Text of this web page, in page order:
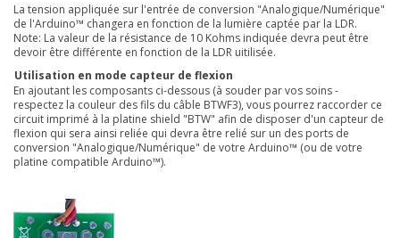
La tension appliquée sur l'entrée de conversion "Analogique/Numérique"
de l'Arduino™ changera en fonction de la lumière captée par la LDR.
Note: La valeur de la résistance de 10 Kohms indiquée devra peut être
devoir être différente en fonction de la LDR uitilisée.
Utilisation en mode capteur de flexion
En ajoutant les composants ci-dessous (à souder par vos soins -
respectez la couleur des fils du câble BTWF3), vous pourrez raccorder ce
circuit imprimé à la platine shield "BTW" afin de disposer d'un capteur de
flexion qui sera ainsi reliée qui devra être relié sur un des ports de
conversion "Analogique/Numérique" de votre Arduino™ (ou de votre
platine compatible Arduino™).